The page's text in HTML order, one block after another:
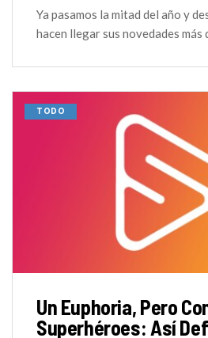
Ya pasamos la mitad del año y
hacen llegar sus novedades más
TODO
Un Euphoria, Pero
Superhéroes: Así